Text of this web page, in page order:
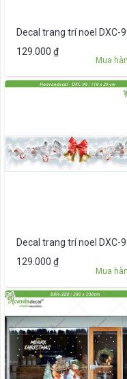
Decal trang trí noel DXC-
129.000 ₫
Mua
Decal trang trí noel DXC-
129.000 ₫
Mua